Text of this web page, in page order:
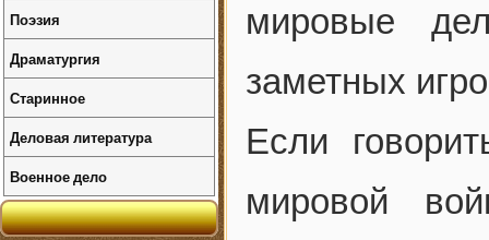
мировые
заметных
Если
мировой
Поэзия
Драматургия
Старинное
Деловая литература
Военное дело